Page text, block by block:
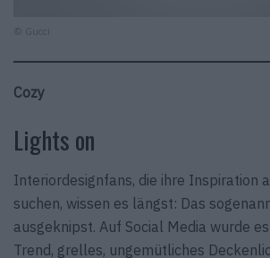
Cozy
Lights on
Interiordesignfans, die ihre Inspiration
suchen, wissen es längst: Das
ausgeknipst. Auf Social Media wurde
Trend, grelles, ungemütliches